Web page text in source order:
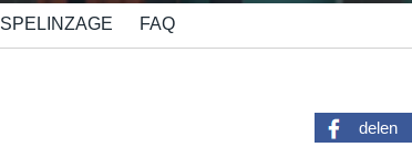
SPELINZAGE FAQ
delen